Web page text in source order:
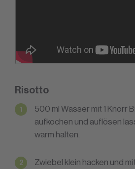
Risotto
500 ml Wasser mit 1 Knorr
aufkochen und auflösen
warm halten.
Zwiebel klein hacken und